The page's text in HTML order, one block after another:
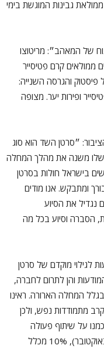
גבינות המוגשת בימי
של המאהב״: מריטוצו
ממולאים קרם פטיסייר
והגרסה השנייה:
ופירות יער. מצופה
״סרטן השד הוא סוג
שלו משנה את מהלך המחלה
באופן דרמטי. מדי שנה כ-5,000 נשים בישראל חולות בסרטן
ומתבקש. אנו מודים
נגדיל את הסיוע
הסברה וסיוע בכל מה
לגילוי מוקדם של סרטן
והן לתרום לחברה,
המחלה הארורה. ראינו
מתמודדות נפש, ולכן
על שיתוף פעולה
במסגרתו, במהלך החודש הקרוב (עד ה-31 באוקטובר), 10% מכלל